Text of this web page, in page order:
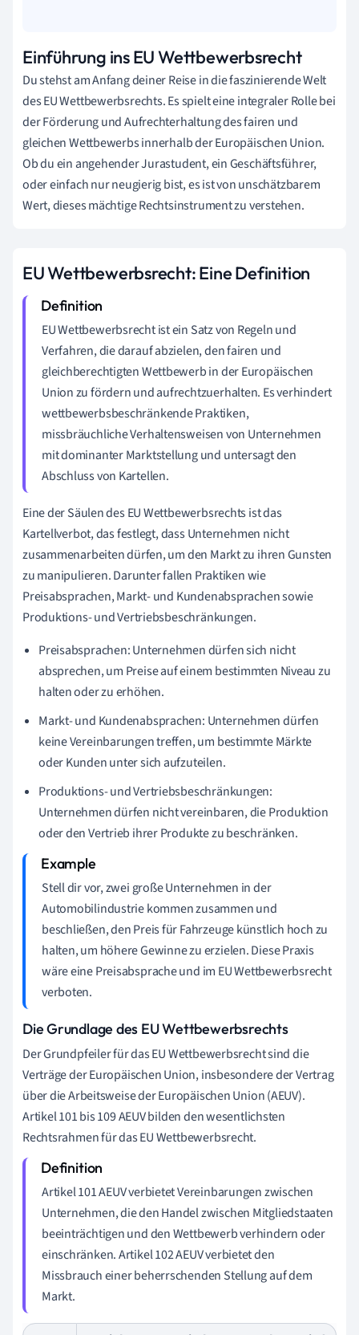
Einführung ins EU Wettbewerbsrecht
Du stehst am Anfang deiner Reise in die faszinierende Welt
des EU Wettbewerbsrechts. Es spielt eine integraler Rolle bei
der Förderung und Aufrechterhaltung des fairen und
gleichen Wettbewerbs innerhalb der Europäischen Union.
Ob du ein angehender Jurastudent, ein Geschäftsführer,
oder einfach nur neugierig bist, es ist von unschätzbarem
Wert, dieses mächtige Rechtsinstrument zu verstehen.
EU Wettbewerbsrecht: Eine Definition
EU Wettbewerbsrecht ist ein Satz von Regeln und
Verfahren, die darauf abzielen, den fairen und
gleichberechtigten Wettbewerb in der Europäischen
Union zu fördern und aufrechtzuerhalten. Es verhindert
wettbewerbsbeschränkende Praktiken,
missbräuchliche Verhaltensweisen von Unternehmen
mit dominanter Marktstellung und untersagt den
Abschluss von Kartellen.
Eine der Säulen des EU Wettbewerbsrechts ist das
Kartellverbot, das festlegt, dass Unternehmen nicht
zusammenarbeiten dürfen, um den Markt zu ihren Gunsten
zu manipulieren. Darunter fallen Praktiken wie
Preisabsprachen, Markt- und Kundenabsprachen sowie
Produktions- und Vertriebsbeschränkungen.
Preisabsprachen: Unternehmen dürfen sich nicht
absprechen, um Preise auf einem bestimmten Niveau zu
halten oder zu erhöhen.
Markt- und Kundenabsprachen: Unternehmen dürfen
keine Vereinbarungen treffen, um bestimmte Märkte
oder Kunden unter sich aufzuteilen.
Produktions- und Vertriebsbeschränkungen:
Unternehmen dürfen nicht vereinbaren, die Produktion
oder den Vertrieb ihrer Produkte zu beschränken.
Stell dir vor, zwei große Unternehmen in der
Automobilindustrie kommen zusammen und
beschließen, den Preis für Fahrzeuge künstlich hoch zu
halten, um höhere Gewinne zu erzielen. Diese Praxis
wäre eine Preisabsprache und im EU Wettbewerbsrecht
verboten.
Die Grundlage des EU Wettbewerbsrechts
Der Grundpfeiler für das EU Wettbewerbsrecht sind die
Verträge der Europäischen Union, insbesondere der Vertrag
über die Arbeitsweise der Europäischen Union (AEUV).
Artikel 101 bis 109 AEUV bilden den wesentlichsten
Rechtsrahmen für das EU Wettbewerbsrecht.
Artikel 101 AEUV verbietet Vereinbarungen zwischen
Unternehmen, die den Handel zwischen Mitgliedstaaten
beeinträchtigen und den Wettbewerb verhindern oder
einschränken. Artikel 102 AEUV verbietet den
Missbrauch einer beherrschenden Stellung auf dem
Markt.